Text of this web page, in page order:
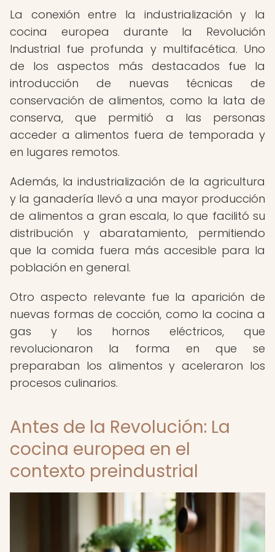
La conexión entre la industrialización y la
cocina europea durante la Revolución
Industrial fue profunda y multifacética. Uno
de los aspectos más destacados fue la
introducción de nuevas técnicas de
conservación de alimentos, como la lata de
conserva, que permitió a las personas
acceder a alimentos fuera de temporada y
en lugares remotos.
Además, la industrialización de la agricultura
y la ganadería llevó a una mayor producción
de alimentos a gran escala, lo que facilitó su
distribución y abaratamiento, permitiendo
que la comida fuera más accesible para la
población en general.
Otro aspecto relevante fue la aparición de
nuevas formas de cocción, como la cocina a
gas y los hornos eléctricos, que
revolucionaron la forma en que se
preparaban los alimentos y aceleraron los
procesos culinarios.
Antes de la Revolución: La
cocina europea en el
contexto preindustrial